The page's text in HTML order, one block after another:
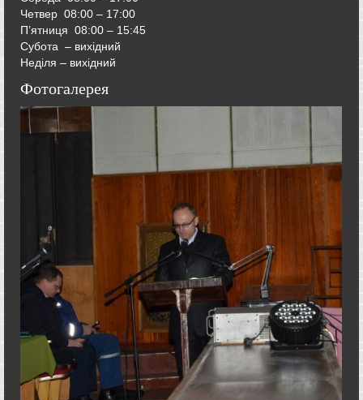
Четвер 08:00 – 17:00
П’ятниця 08:00 – 15:45
Субота – вихідний
Неділя – вихідний
Фотогалерея